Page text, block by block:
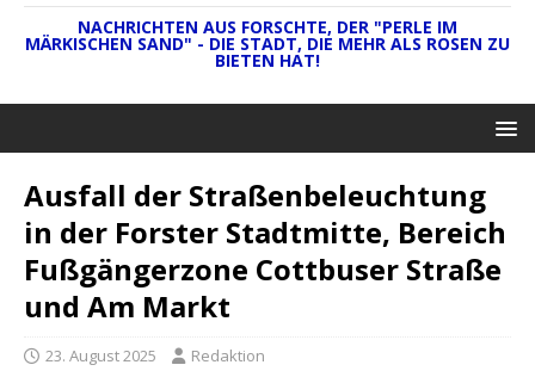
NACHRICHTEN AUS FORSCHTE, DER "PERLE IM
MÄRKISCHEN SAND" - DIE STADT, DIE MEHR ALS ROSEN ZU
BIETEN HAT!
Ausfall der Straßenbeleuchtung
in der Forster Stadtmitte, Bereich
Fußgängerzone Cottbuser Straße
und Am Markt
23. August 2025 Redaktion